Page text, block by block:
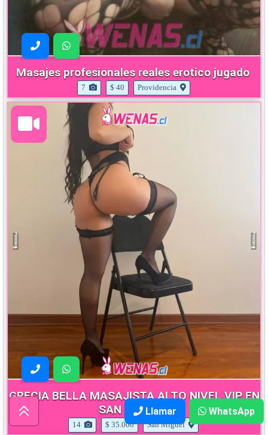
Masajes profesionales reales erotico jugado
7 $ 40 Providencia
GRECIA BELLA MASAJISTA ALTO NIVEL VIP EN
SAN MIGUEL
14 $ 35.000 San Miguel
Llamar WhatsApp